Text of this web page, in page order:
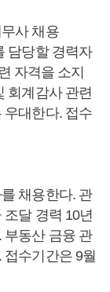
사 채용
담당할 경력자
자격을 소지
회계감사 관련
우대한다. 접수
채용한다. 관
달 경력 10년
부동산 금융 관
수기간은 9월